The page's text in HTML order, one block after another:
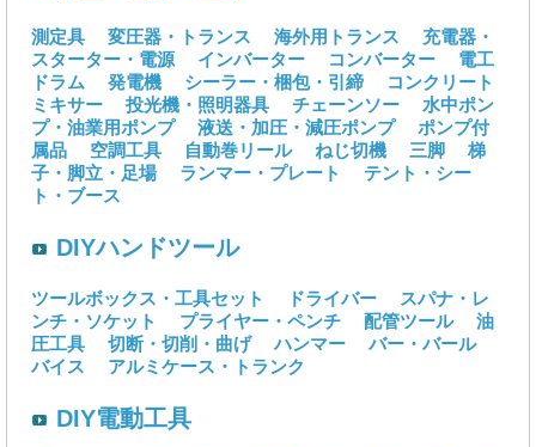
測定具 変圧器・トランス 海外用トランス
充電器・
スターター・電源
インバーター コンバーター
電工
ドラム
発電機 シーラー・梱包・引締
コンクリート
ミキサー
投光機・照明器具 チェーンソー
水中ポン
プ・油業用ポンプ
液送・加圧・減圧ポンプ
ポンプ付
属品
空調工具 自動巻リール ねじ切機 三脚
梯
子・脚立・足場
ランマー・プレート
テント・シー
ト・ブース
DIYハンドツール
ツールボックス・工具セット ドライバー
スパナ・レ
ンチ・ソケット
プライヤー・ペンチ 配管ツール
油
圧工具
切断・切削・曲げ ハンマー
バー・バール
バイス
アルミケース・トランク
DIY電動工具